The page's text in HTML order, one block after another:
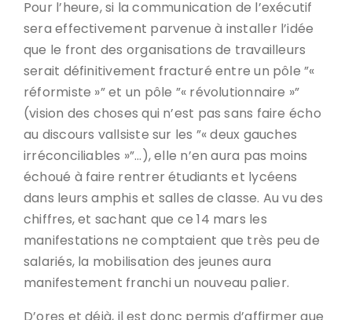
Pour l’heure, si la communication de l’exécutif
sera effectivement parvenue à installer l’idée
que le front des organisations de travailleurs
serait définitivement fracturé entre un pôle ”«
réformiste »” et un pôle ”« révolutionnaire »”
(vision des choses qui n’est pas sans faire écho
au discours vallsiste sur les ”« deux gauches
irréconciliables »”…), elle n’en aura pas moins
échoué à faire rentrer étudiants et lycéens
dans leurs amphis et salles de classe. Au vu des
chiffres, et sachant que ce 14 mars les
manifestations ne comptaient que très peu de
salariés, la mobilisation des jeunes aura
manifestement franchi un nouveau palier.